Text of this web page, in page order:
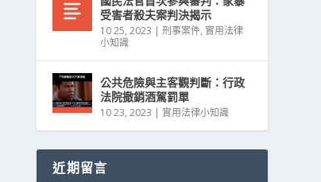
受害者殺夫案判決揭示
10 25, 2023 |刑事案件, 實用法律
小知識
公共危險與主客觀判斷：行政
法院撤銷酒駕罰單
10 23, 2023 | 實用法律小知識
近期留言